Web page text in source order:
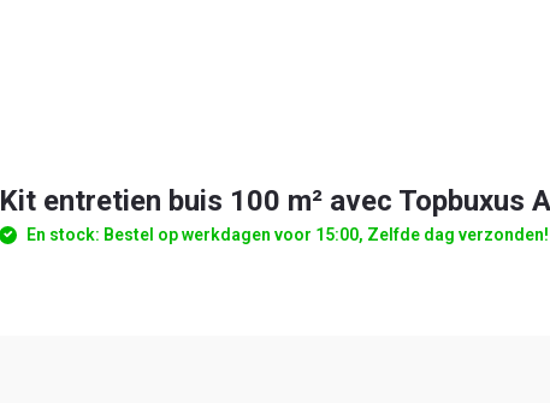
Kit entretien buis 100 m² avec Topbuxus
En stock: Bestel op werkdagen voor 15:00, Zelfde dag verzonden!